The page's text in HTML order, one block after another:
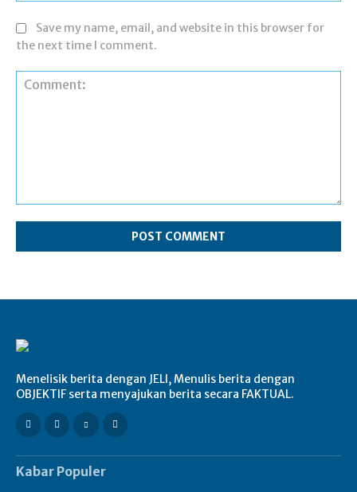
Save my name, email, and website in this browser for
the next time I comment.
Menelisik berita dengan JELI, Menulis berita dengan
OBJEKTIF serta menyajukan berita secara FAKTUAL.
Kabar Populer